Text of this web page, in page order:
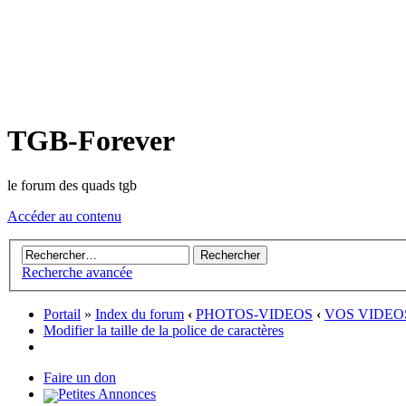
TGB-Forever
le forum des quads tgb
Accéder au contenu
Recherche avancée
Portail » Index du forum ‹ PHOTOS-VIDEOS ‹ VOS
Modifier la taille de la police de caractères
Faire un don
Petites Annonces